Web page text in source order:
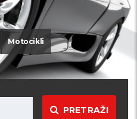
Motocikli
PRETRAŽI